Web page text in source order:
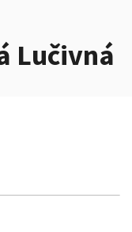
Lučivná